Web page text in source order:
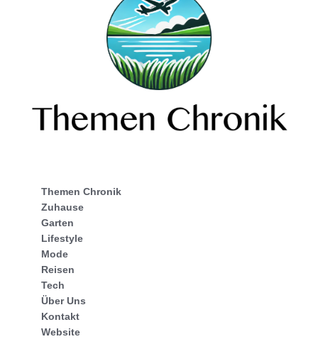
Themen Chronik
Zuhause
Garten
Lifestyle
Mode
Reisen
Tech
Über Uns
Kontakt
Website